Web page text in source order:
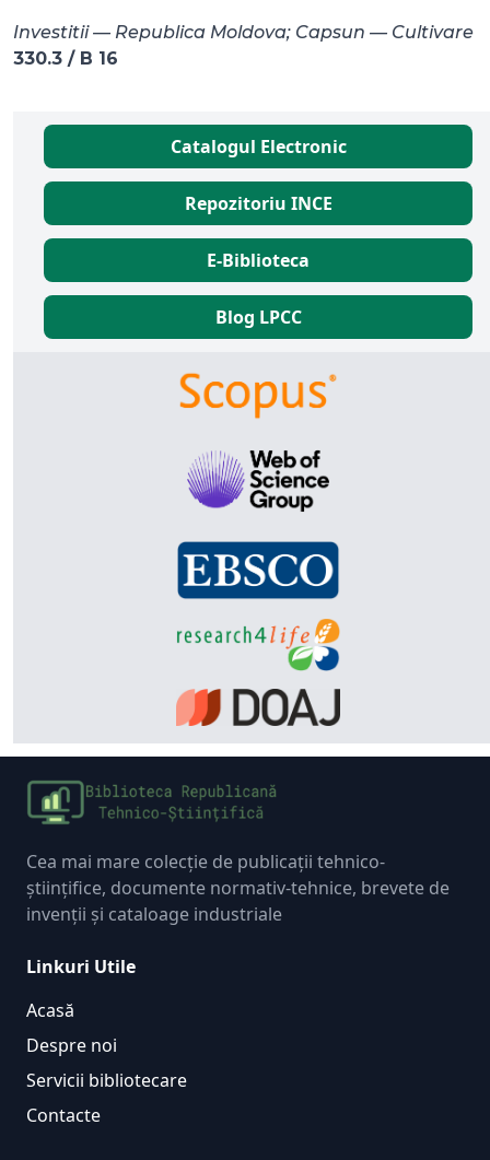
Investitii — Republica Moldova; Capsun — Cultivare
330.3 / B 16
Catalogul Electronic
Repozitoriu INCE
E-Biblioteca
Blog LPCC
Cea mai mare colecție de publicații tehnico-
științifice, documente normativ-tehnice, brevete de
invenții și cataloage industriale
Linkuri Utile
Acasă
Despre noi
Servicii bibliotecare
Contacte